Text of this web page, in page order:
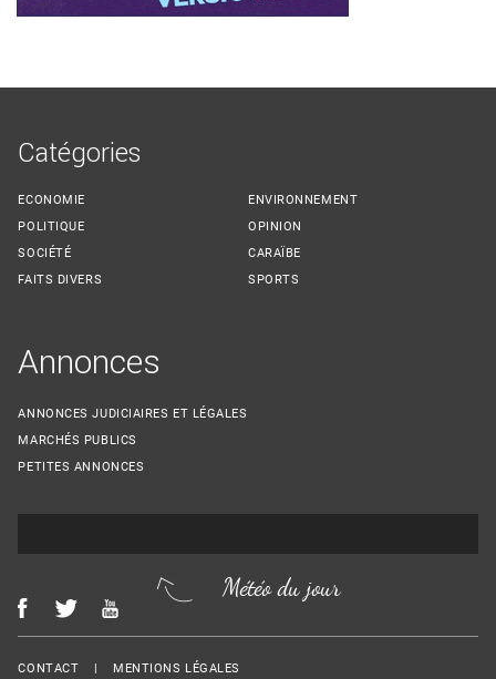
Catégories
ECONOMIE
POLITIQUE
SOCIÉTÉ
FAITS DIVERS
ENVIRONNEMENT
OPINION
CARAÏBE
SPORTS
Annonces
ANNONCES JUDICIAIRES ET LÉGALES
MARCHÉS PUBLICS
PETITES ANNONCES
Météo du jour
Menu Footer
CONTACT MENTIONS LÉGALES